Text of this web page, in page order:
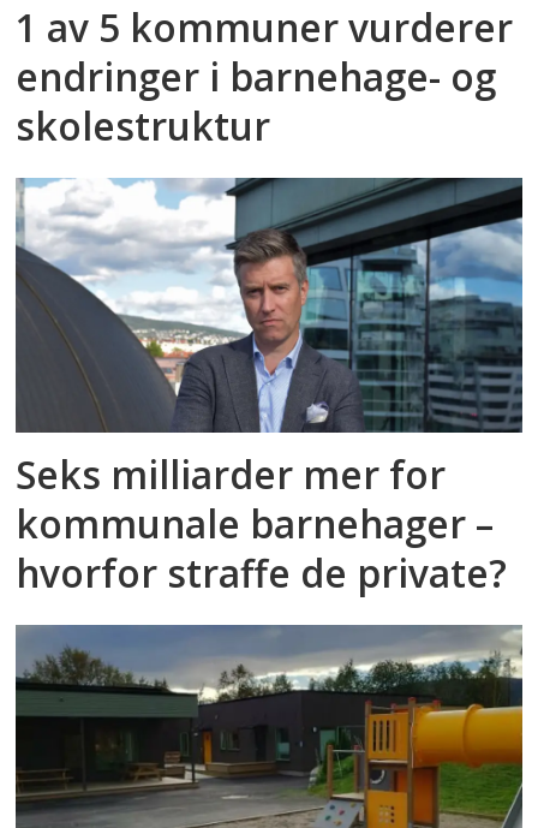
1 av 5 kommuner vurderer
endringer i barnehage- og
skolestruktur
Seks milliarder mer for
kommunale barnehager –
hvorfor straffe de private?